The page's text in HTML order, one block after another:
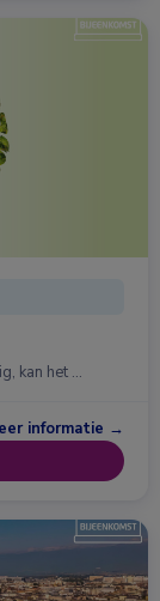
kan het …
informatie →